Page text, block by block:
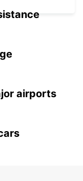
airports